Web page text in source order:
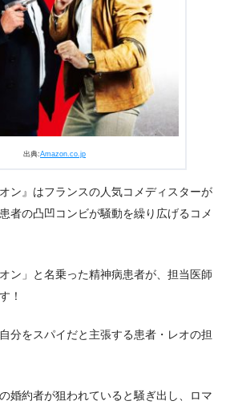
出典:U-NEXT
出典:Amazon.co.jp
ン』はフランスの人気コメディスターが
者の凸凹コンビが騒動を繰り広げるコメ
ン」と名乗った精神病患者が、担当医師
！
分をスパイだと主張する患者・レオの担
婚約者が狙われていると騒ぎ出し、ロマ